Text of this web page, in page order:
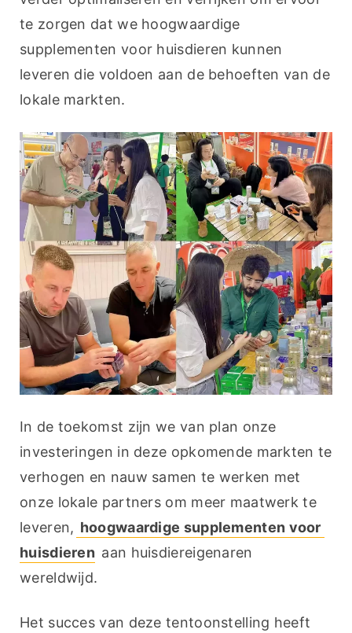
te zorgen dat we hoogwaardige
supplementen voor huisdieren kunnen
leveren die voldoen aan de behoeften van de
lokale markten.
In de toekomst zijn we van plan onze
investeringen in deze opkomende markten te
verhogen en nauw samen te werken met
onze lokale partners om meer maatwerk te
leveren, hoogwaardige supplementen voor
huisdieren aan huisdiereigenaren
wereldwijd.
Het succes van deze tentoonstelling heeft